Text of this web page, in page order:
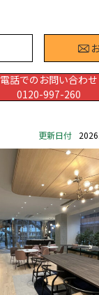
電話でのお問い合わせ
0120-997-260
更新日付